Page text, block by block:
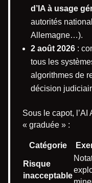
d’IA à usage
autorités
Allemagne…).
2 août 2026 :
tous les
algorithmes de
décision
Sous le capot,
« graduée » :
Catégorie
Risque
inacceptable